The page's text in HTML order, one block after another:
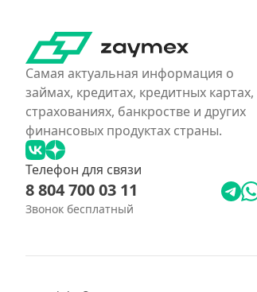
Самая актуальная информация о
займах, кредитах, кредитных картах,
страхованиях, банкростве и других
финансовых продуктах страны.
Телефон для связи
8 804 700 03 11
Звонок бесплатный